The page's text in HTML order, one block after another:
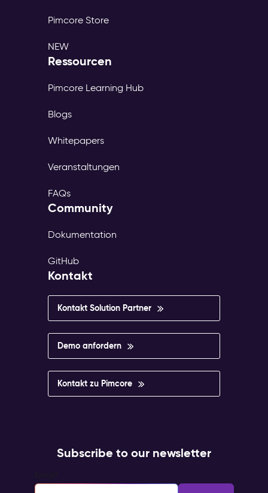
Pimcore Store
NEW
Ressourcen
Pimcore Learning Hub
Blogs
Whitepapers
Veranstaltungen
FAQs
Community
Dokumentation
GitHub
Kontakt
Kontakt Solution Partner
Demo anfordern
Kontakt zu Pimcore
Subscribe to our newsletter